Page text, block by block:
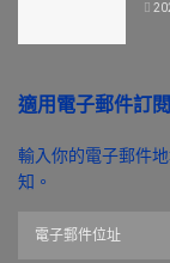
適用電子郵件訂
輸入你的電子郵件
知。